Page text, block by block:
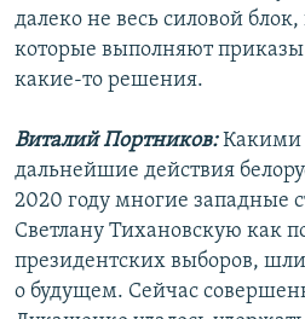
далеко не весь силовой
которые выполняют
какие-то решения.
Виталий Портников:Какими
дальнейшие действия
2020 году многие западные
Светлану Тихановскую как
президентских выборов,
о будущем. Сейчас